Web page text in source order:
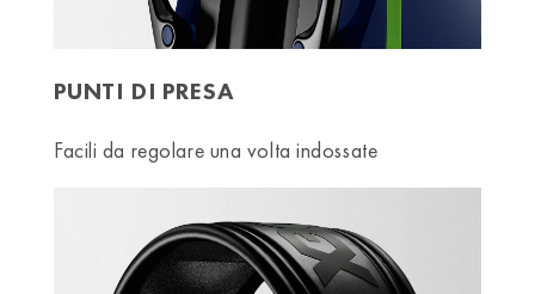
PUNTI DI PRESA
Facili da regolare una volta indossate